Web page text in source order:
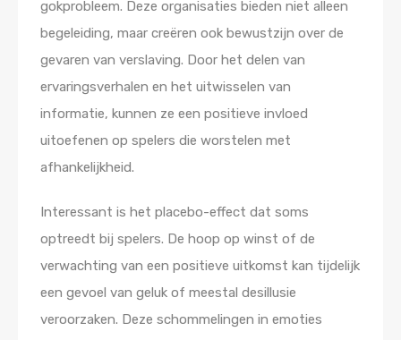
gokprobleem. Deze organisaties bieden niet alleen
begeleiding, maar creëren ook bewustzijn over de
gevaren van verslaving. Door het delen van
ervaringsverhalen en het uitwisselen van
informatie, kunnen ze een positieve invloed
uitoefenen op spelers die worstelen met
afhankelijkheid.
Interessant is het placebo-effect dat soms
optreedt bij spelers. De hoop op winst of de
verwachting van een positieve uitkomst kan tijdelijk
een gevoel van geluk of meestal desillusie
veroorzaken. Deze schommelingen in emoties